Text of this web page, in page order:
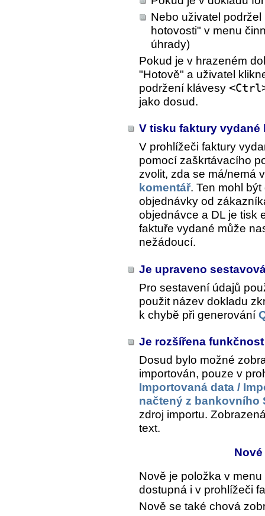
Nebo uživatel
hotovosti" v menu
úhrady)
Pokud je v hrazeném
"Hotově" a uživatel
podržení klávesy
jako dosud.
V tisku faktury
V prohlížeči faktury
pomocí zaškrtávacího
zvolit, zda se má/nemá
komentář. Ten mohl
objednávky od
objednávce a DL je tisk
faktuře vydané může
nežádoucí.
Je upraveno
Pro sestavení údajů
použit název dokladu
k chybě při generování
Je rozšířena
Dosud bylo možné
importován, pouze v
Importovaná data /
načtený z bankovního
zdroj importu.
text.
Nově je položka v menu
dostupná i v prohlížeči
Nově se také chová